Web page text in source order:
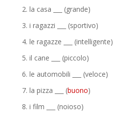
la casa ___ (grande)
i ragazzi ___ (sportivo)
le ragazze ___ (intelligente)
il cane ___ (piccolo)
le automobili ___ (veloce)
la pizza ___ (buono)
i film ___ (noioso)